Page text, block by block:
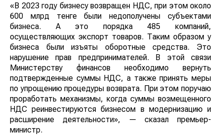
«В 2023 году бизнесу возвращен НДС, при этом около
600 млрд тенге были недополучены субъектами
бизнеса. А это порядка 485 компаний,
осуществляющих экспорт товаров. Таким образом у
бизнеса были изъяты оборотные средства. Это
нарушение прав предпринимателей. В этой связи
Министерству финансов необходимо вернуть
подтвержденные суммы НДС, а также принять меры
по упрощению процедуры возврата. При этом поручаю
проработать механизмы, когда суммы возмещенного
НДС реинвестируются бизнесом в модернизацию и
расширение деятельности», — сказал премьер-
министр.